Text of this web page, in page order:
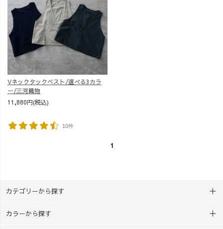
Vネックタックベスト/選べる3カラ
ー/三河織物
11,880円(税込)
10件
1
カテゴリーから探す
カラーから探す